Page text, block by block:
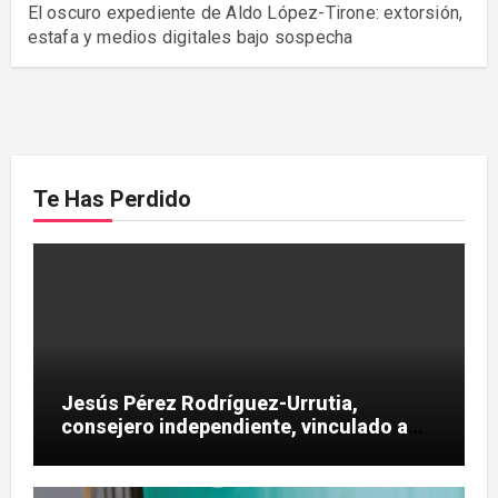
El oscuro expediente de Aldo López-Tirone: extorsión,
estafa y medios digitales bajo sospecha
Te Has Perdido
Jesús Pérez Rodríguez-Urrutia,
consejero independiente, vinculado a
Reunidos